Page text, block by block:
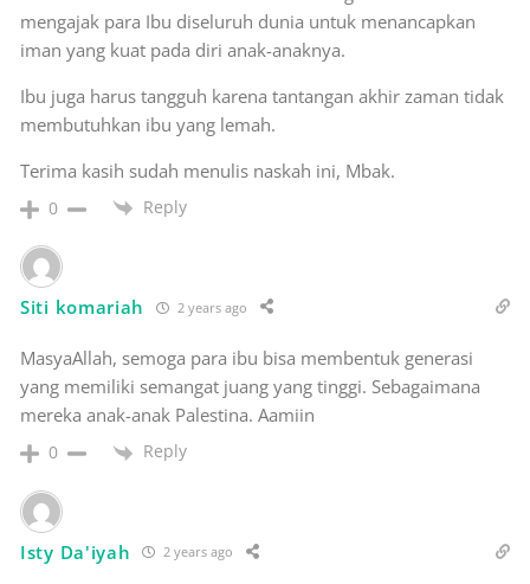
mengajak para Ibu diseluruh dunia untuk menancapkan
iman yang kuat pada diri anak-anaknya.
Ibu juga harus tangguh karena tantangan akhir zaman tidak
membutuhkan ibu yang lemah.
Terima kasih sudah menulis naskah ini, Mbak.
0 Reply
Siti komariah 2 years ago
MasyaAllah, semoga para ibu bisa membentuk generasi
yang memiliki semangat juang yang tinggi. Sebagaimana
mereka anak-anak Palestina. Aamiin
0 Reply
Isty Da'iyah 2 years ago